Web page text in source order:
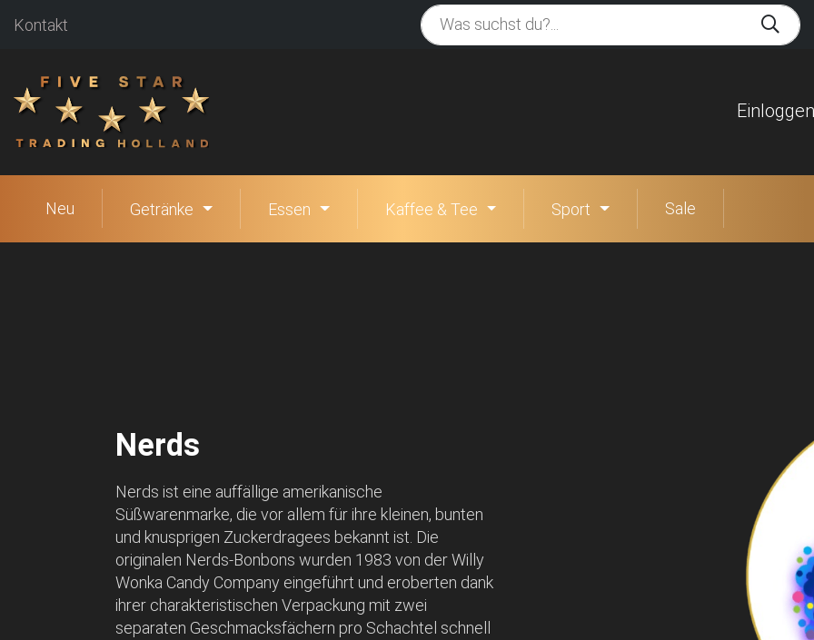
Kontakt
Einloggen
Neu Getränke Essen Kaffee & Tee Sport Sale
Nerds
Nerds ist eine auffällige amerikanische
Süßwarenmarke, die vor allem für ihre kleinen, bunten
und knusprigen Zuckerdragees bekannt ist. Die
originalen Nerds-Bonbons wurden 1983 von der Willy
Wonka Candy Company eingeführt und eroberten dank
ihrer charakteristischen Verpackung mit zwei
separaten Geschmacksfächern pro Schachtel schnell